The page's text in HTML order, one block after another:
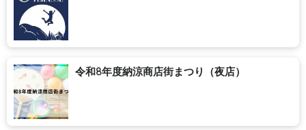
令和8年度納涼商店街まつり（夜店）